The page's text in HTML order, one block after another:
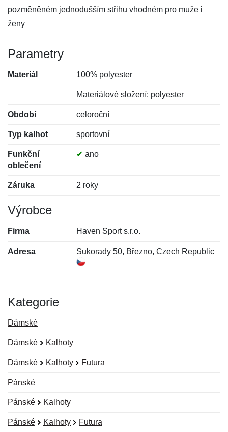
pozměněném jednodušším střihu vhodném pro muže i
ženy
Parametry
Materiál 100% polyester
Materiálové složení: polyester
Období celoroční
Typ kalhot sportovní
Funkční
oblečení
✔ ano
Záruka 2 roky
Výrobce
Firma Haven Sport s.r.o.
Adresa Sukorady 50, Březno, Czech Republic
Kategorie
Dámské
Dámské Kalhoty
Dámské Kalhoty Futura
Pánské
Pánské Kalhoty
Pánské Kalhoty Futura